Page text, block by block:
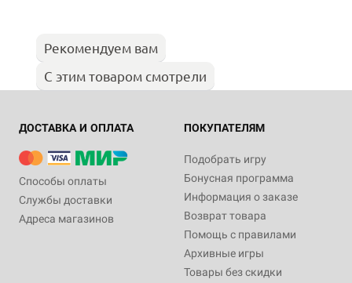
Рекомендуем вам
С этим товаром смотрели
ДОСТАВКА И ОПЛАТА
Способы оплаты
Службы доставки
Адреса магазинов
ПОКУПАТЕЛЯМ
Подобрать игру
Бонусная программа
Информация о заказе
Возврат товара
Помощь с правилами
Архивные игры
Товары без скидки